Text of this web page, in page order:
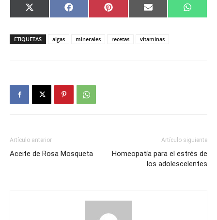
Compartir
en
X
(Twitter)
Compartir
en
Facebook Compartir
en
Pinterest Compartir
en
Email
en
ETIQUETAS algas minerales recetas vitaminas
Artículo anterior
Aceite de Rosa Mosqueta
Artículo siguiente
Homeopatía para el estrés de
los adolescelentes